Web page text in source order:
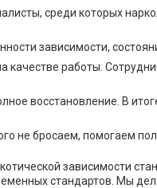
среди которых
зависимости,
качестве работы.
восстановление. В
не бросаем, помогаем
зависимости
стандартов. Мы